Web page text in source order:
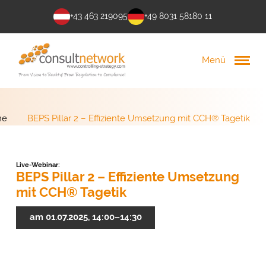
+43 463 219095 +49 8031 58180 11
Menü
BEPS Pillar 2 – Effiziente Umsetzung mit CCH® Tagetik
Live-Webinar:
BEPS Pillar 2 – Effiziente Umsetzung
mit CCH® Tagetik
am 01.07.2025, 14:00–14:30